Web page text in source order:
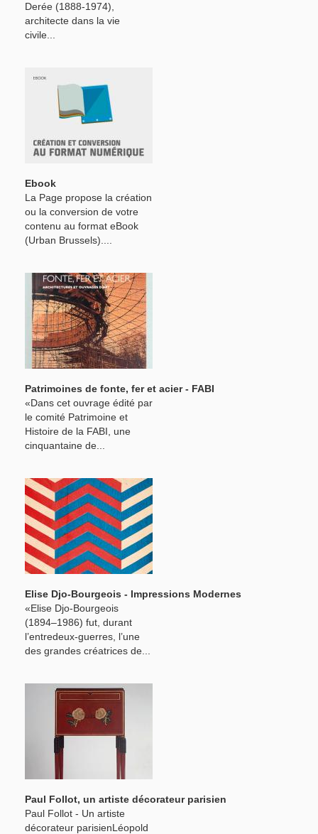
Derée (1888-1974),
architecte dans la vie
civile...
Ebook
La Page propose la création
ou la conversion de votre
contenu au format eBook
(Urban Brussels)....
Patrimoines de fonte, fer et acier - FABI
«Dans cet ouvrage édité par
le comité Patrimoine et
Histoire de la FABI, une
cinquantaine de...
Elise Djo-Bourgeois - Impressions Modernes
«Elise Djo-Bourgeois
(1894–1986) fut, durant
l’entredeux-guerres, l’une
des grandes créatrices de...
Paul Follot, un artiste décorateur parisien
Paul Follot - Un artiste
décorateur parisienLéopold